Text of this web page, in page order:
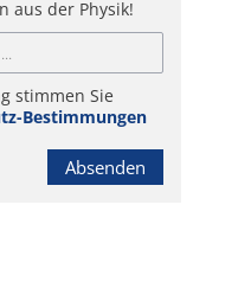
aus der Physik!
stimmen Sie
Bestimmungen
Absenden